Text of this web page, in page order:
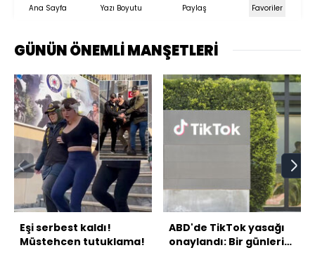
Ana Sayfa Yazı Boyutu Paylaş Favoriler
GÜNÜN ÖNEMLİ MANŞETLERİ
Eşi serbest kaldı!
Müstehcen tutuklama!
ABD'de TikTok yasağı
onaylandı: Bir günleri